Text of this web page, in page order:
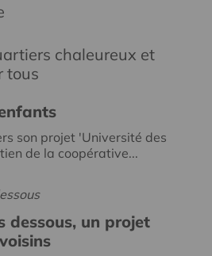
chaleureux et
tous
son projet 'Université des
de la coopérative...
dessous, un projet